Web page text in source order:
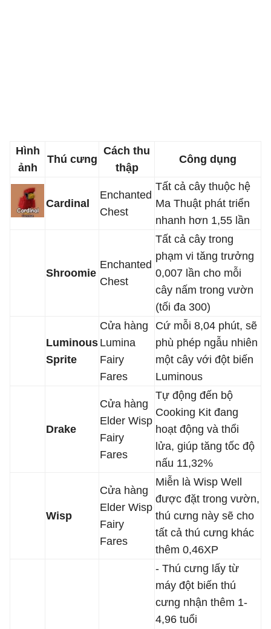
Hình
ảnh
Thú cưng
Cách thu
thập
Công dụng
Cardinal
Enchanted
Chest
Tất cả cây thuộc hệ
Ma Thuật phát triển
nhanh hơn 1,55 lần
Shroomie
Enchanted
Chest
Tất cả cây trong
phạm vi tăng trưởng
0,007 lần cho mỗi
cây nấm trong vườn
(tối đa 300)
Luminous
Sprite
Cửa hàng
Lumina
Fairy
Fares
Cứ mỗi 8,04 phút, sẽ
phù phép ngẫu nhiên
một cây với đột biến
Luminous
Drake
Cửa hàng
Elder Wisp
Fairy
Fares
Tự động đến bộ
Cooking Kit đang
hoạt động và thổi
lửa, giúp tăng tốc độ
nấu 11,32%
Wisp
Cửa hàng
Elder Wisp
Fairy
Fares
Miễn là Wisp Well
được đặt trong vườn,
thú cưng này sẽ cho
tất cả thú cưng khác
thêm 0,46XP
- Thú cưng lấy từ
máy đột biến thú
cưng nhận thêm 1-
4,96 tuổi